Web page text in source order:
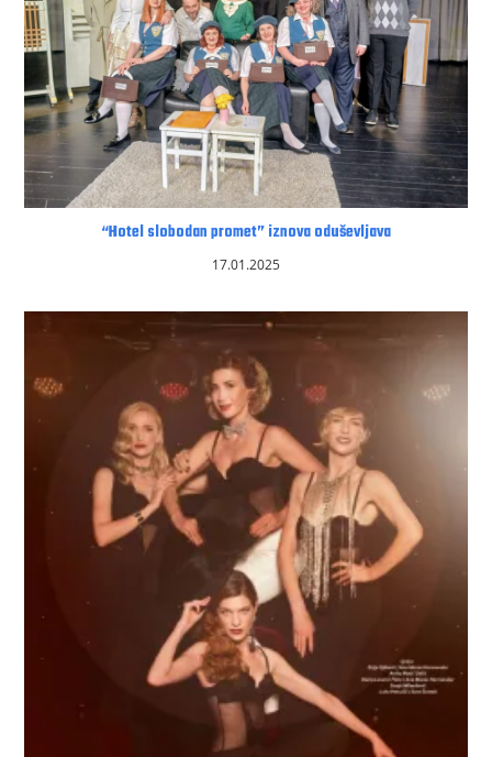
“Hotel slobodan promet” iznova oduševljava
17.01.2025